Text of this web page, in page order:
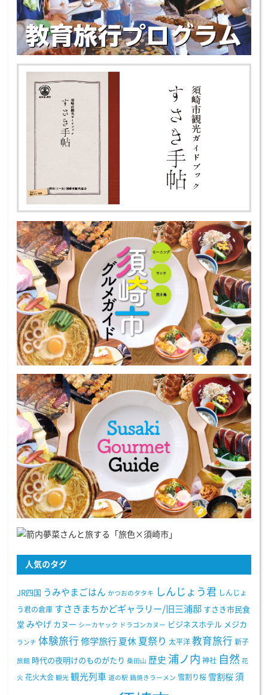
人気のタグ
JR四国 うみやまごはん かつおのタタキ しんじょう君 しんじょ
う君の倉庫 すさきまちかどギャラリー/旧三浦邸 すさき市民食
堂 みやげ カヌー シーカヤック ドラゴンカヌー ビジネスホテル メジカ
ランチ 体験旅行 修学旅行 夏休 夏祭り 太平洋 教育旅行 新子
旅館 時代の夜明けのものがたり 桑田山 歴史 浦ノ内 神社 自然 花
火 花火大会 観光 観光列車 道の駅 鍋焼きラーメン 雪割り桜 雪割桜 須